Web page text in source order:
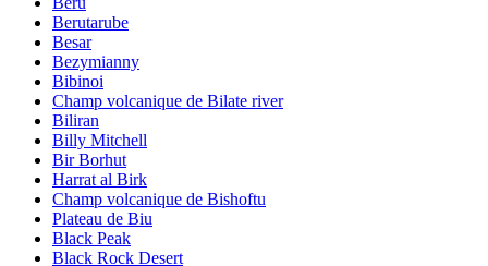
Berutarube
Besar
Bezymianny
Bibinoi
Champ volcanique de Bilate river
Biliran
Billy Mitchell
Bir Borhut
Harrat al Birk
Champ volcanique de Bishoftu
Plateau de Biu
Black Peak
Black Rock Desert